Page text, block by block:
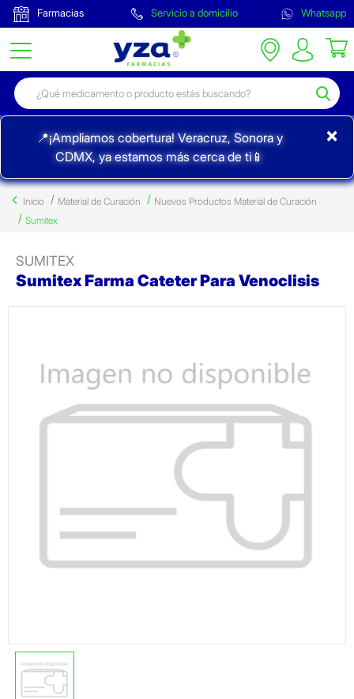
Farmacias Servicio a domicilio Whatsapp
📍¡Ampliamos cobertura! Veracruz, Sonora y
CDMX, ya estamos más cerca de ti📱
×
Inicio Material de Curación
Nuevos Productos Material de Curación
Sumitex
SUMITEX
Sumitex Farma Cateter Para Venoclisis